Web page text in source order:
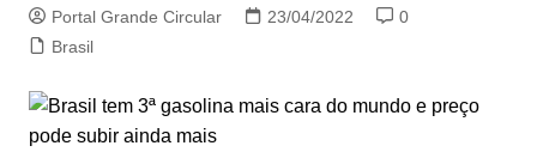
Portal Grande Circular 23/04/2022
0
Brasil